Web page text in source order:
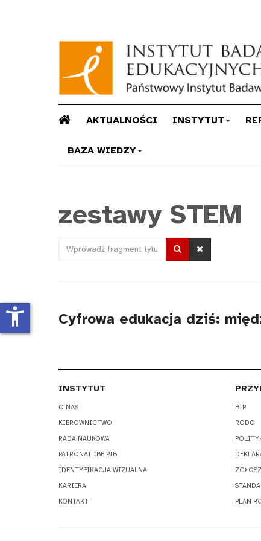
AKTUALNOŚCI INSTYTUT
BAZA WIEDZY
zestawy STEM
Wprowadź
Cyfrowa edukacja dziś:
INSTYTUT
O NAS
KIEROWNICTWO
RADA NAUKOWA
PATRONAT IBE PIB
IDENTYFIKACJA WIZUALNA
KARIERA
KONTAKT
BIP
RODO
PLAN
accessibility_new